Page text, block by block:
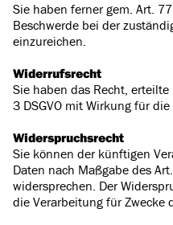
Sie haben ferner gem. Art.
Beschwerde bei der
einzureichen.
Widerrufsrecht
Sie haben das Recht,
3 DSGVO mit Wirkung für
Widerspruchsrecht
Sie können der künftigen
Daten nach Maßgabe des
widersprechen. Der
die Verarbeitung für Zwecke